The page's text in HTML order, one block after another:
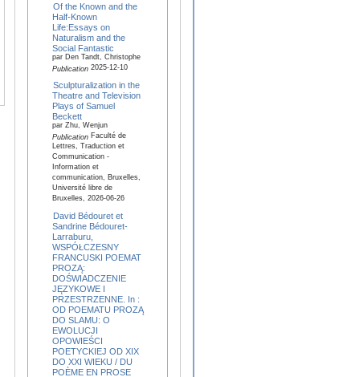
Of the Known and the
Half-Known
Life:Essays on
Naturalism and the
Social Fantastic
par Den Tandt, Christophe
Publication2025-12-10
Sculpturalization in the
Theatre and Television
Plays of Samuel
Beckett
par Zhu, Wenjun
PublicationFaculté de
Lettres, Traduction et
Communication -
Information et
communication, Bruxelles,
Université libre de
Bruxelles, 2026-06-26
David Bédouret et
Sandrine Bédouret-
Larraburu,
WSPÓŁCZESNY
FRANCUSKI POEMAT
PROZĄ:
DOŚWIADCZENIE
JĘZYKOWE I
PRZESTRZENNE. In :
OD POEMATU PROZĄ
DO SLAMU: O
EWOLUCJI
OPOWIEŚCI
POETYCKIEJ OD XIX
DO XXI WIEKU / DU
POÈME EN PROSE